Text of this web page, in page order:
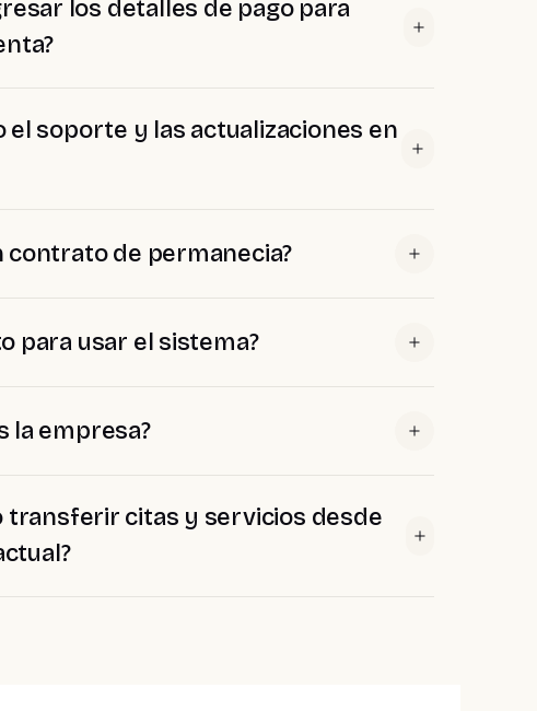
los detalles de pago para
el soporte y las actualizaciones en
contrato de permanecia?
para usar el sistema?
la empresa?
transferir citas y servicios desde